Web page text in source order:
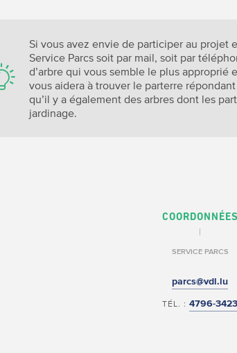
Si vous avez envie de participer au projet
Service Parcs soit par mail, soit par
d’arbre qui vous semble le plus approprié
vous aidera à trouver le parterre
qu’il y a également des arbres dont les
jardinage.
SERVICE PARCS
parcs@vdl.lu
TÉL. :4796-